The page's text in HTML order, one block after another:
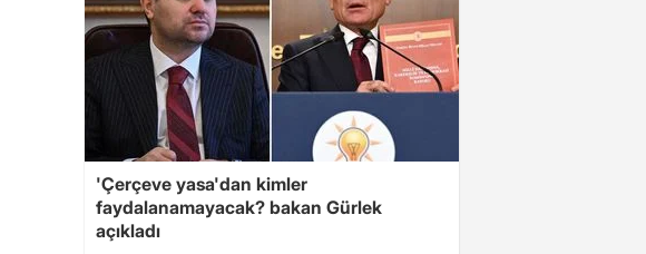
'Çerçeve yasa'dan kimler
faydalanamayacak? bakan Gürlek
açıkladı